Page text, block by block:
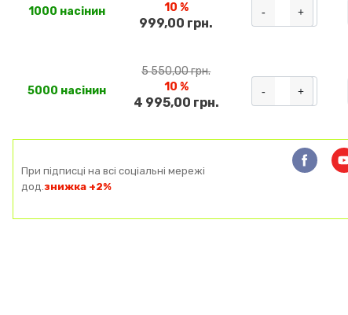
1000 насінин
10 %
999,00 грн.
+
5000 насінин
5 550,00 грн.
10 %
4 995,00 грн.
+
При підписці на всі соціальні мережі
дод.знижка +2%